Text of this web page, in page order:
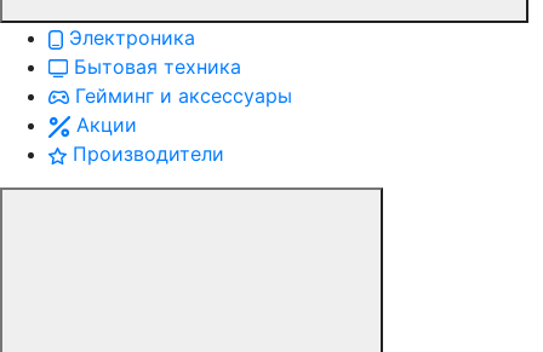
Электроника
Бытовая техника
Гейминг и аксессуары
Акции
Производители